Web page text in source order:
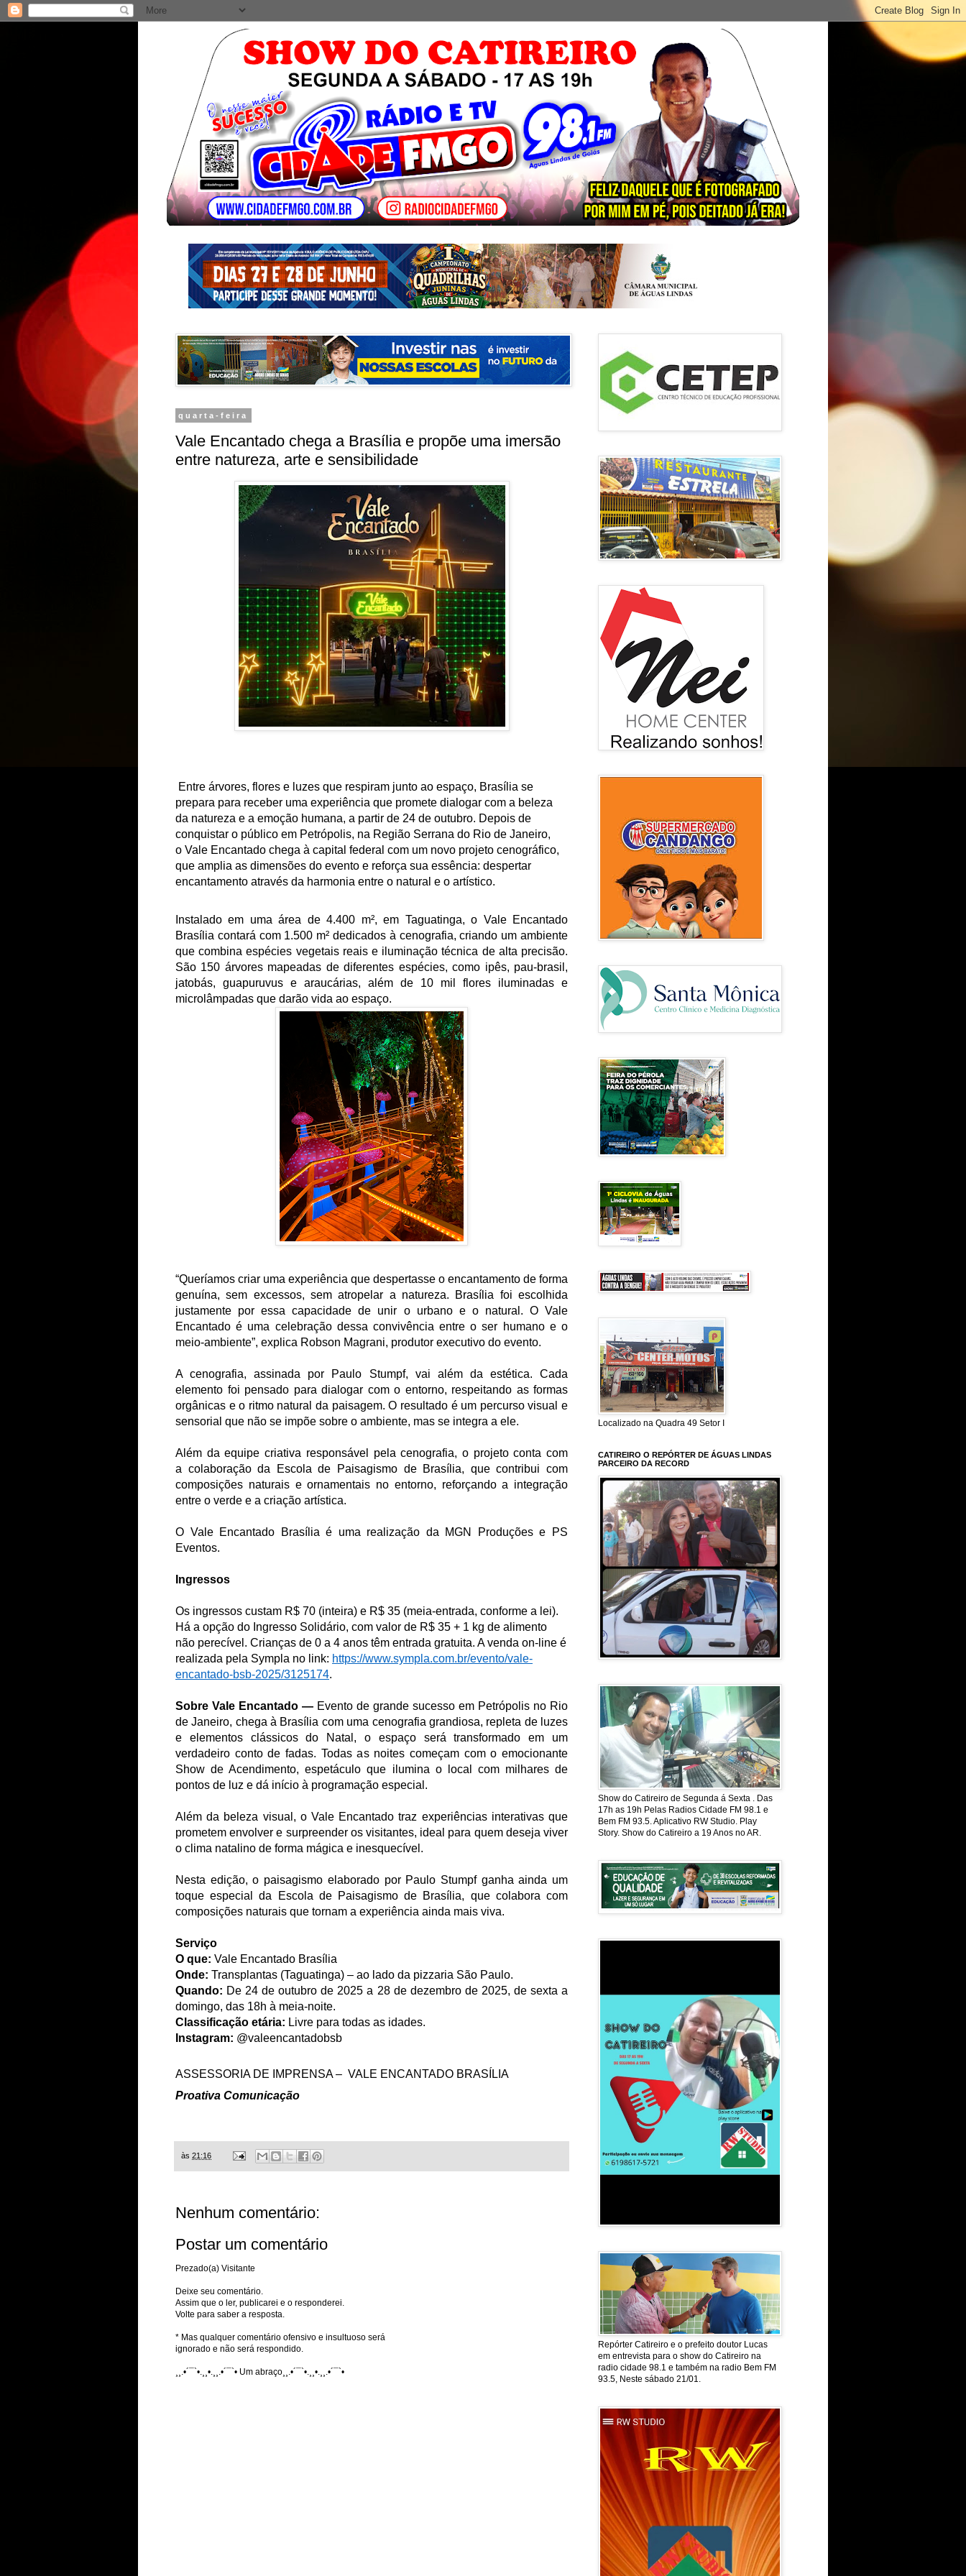
quarta-feira
Vale Encantado chega a Brasília e propõe uma imersão
entre natureza, arte e sensibilidade
Entre árvores, flores e luzes que respiram junto ao espaço, Brasília se
prepara para receber uma experiência que promete dialogar com a beleza
da natureza e a emoção humana, a partir de 24 de outubro. Depois de
conquistar o público em Petrópolis, na Região Serrana do Rio de Janeiro,
o Vale Encantado chega à capital federal com um novo projeto cenográfico,
que amplia as dimensões do evento e reforça sua essência: despertar
encantamento através da harmonia entre o natural e o artístico.
Instalado em uma área de 4.400 m², em Taguatinga, o Vale Encantado
Brasília contará com 1.500 m² dedicados à cenografia, criando um ambiente
que combina espécies vegetais reais e iluminação técnica de alta precisão.
São 150 árvores mapeadas de diferentes espécies, como ipês, pau-brasil,
jatobás, guapuruvus e araucárias, além de 10 mil flores iluminadas e
microlâmpadas que darão vida ao espaço.
“Queríamos criar uma experiência que despertasse o encantamento de forma
genuína, sem excessos, sem atropelar a natureza. Brasília foi escolhida
justamente por essa capacidade de unir o urbano e o natural. O Vale
Encantado é uma celebração dessa convivência entre o ser humano e o
meio-ambiente”, explica Robson Magrani, produtor executivo do evento.
A cenografia, assinada por Paulo Stumpf, vai além da estética. Cada
elemento foi pensado para dialogar com o entorno, respeitando as formas
orgânicas e o ritmo natural da paisagem. O resultado é um percurso visual e
sensorial que não se impõe sobre o ambiente, mas se integra a ele.
Além da equipe criativa responsável pela cenografia, o projeto conta com
a colaboração da Escola de Paisagismo de Brasília, que contribui com
composições naturais e ornamentais no entorno, reforçando a integração
entre o verde e a criação artística.
O Vale Encantado Brasília é uma realização da MGN Produções e PS
Eventos.
Ingressos
Os ingressos custam R$ 70 (inteira) e R$ 35 (meia-entrada, conforme a lei).
Há a opção do Ingresso Solidário, com valor de R$ 35 + 1 kg de alimento
não perecível. Crianças de 0 a 4 anos têm entrada gratuita. A venda on-line é
realizada pela Sympla no link: https://www.sympla.com.br/evento/vale-
encantado-bsb-2025/3125174.
Sobre Vale Encantado — Evento de grande sucesso em Petrópolis no Rio
de Janeiro, chega à Brasília com uma cenografia grandiosa, repleta de luzes
e elementos clássicos do Natal, o espaço será transformado em um
verdadeiro conto de fadas. Todas as noites começam com o emocionante
Show de Acendimento, espetáculo que ilumina o local com milhares de
pontos de luz e dá início à programação especial.
Além da beleza visual, o Vale Encantado traz experiências interativas que
prometem envolver e surpreender os visitantes, ideal para quem deseja viver
o clima natalino de forma mágica e inesquecível.
Nesta edição, o paisagismo elaborado por Paulo Stumpf ganha ainda um
toque especial da Escola de Paisagismo de Brasília, que colabora com
composições naturais que tornam a experiência ainda mais viva.
Serviço
O que: Vale Encantado Brasília
Onde: Transplantas (Taguatinga) – ao lado da pizzaria São Paulo.
Quando: De 24 de outubro de 2025 a 28 de dezembro de 2025, de sexta a
domingo, das 18h à meia-noite.
Classificação etária: Livre para todas as idades.
Instagram: @valeencantadobsb
ASSESSORIA DE IMPRENSA – VALE ENCANTADO BRASÍLIA
Proativa Comunicação
às 21:16
Nenhum comentário:
Postar um comentário
Prezado(a) Visitante
Deixe seu comentário.
Assim que o ler, publicarei e o responderei.
Volte para saber a resposta.
* Mas qualquer comentário ofensivo e insultuoso será
ignorado e não será respondido.
¸¸.•´¯`•.¸¸•.¸¸.•´¯`• Um abraço¸¸.•´¯`•.¸¸•.¸¸.•´¯`•
Localizado na Quadra 49 Setor I
CATIREIRO O REPÓRTER DE ÁGUAS LINDAS
PARCEIRO DA RECORD
Show do Catireiro de Segunda á Sexta . Das
17h as 19h Pelas Radios Cidade FM 98.1 e
Bem FM 93.5. Aplicativo RW Studio. Play
Story. Show do Catireiro a 19 Anos no AR.
Repórter Catireiro e o prefeito doutor Lucas
em entrevista para o show do Catireiro na
radio cidade 98.1 e também na radio Bem FM
93.5, Neste sábado 21/01.